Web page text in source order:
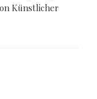
Künstlicher